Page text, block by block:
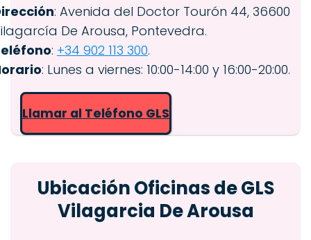
: Avenida del Doctor Tourón 44, 36600
De Arousa, Pontevedra.
: +34 902 113 300.
: Lunes a viernes: 10:00-14:00 y 16:00-20:00.
Llamar al Teléfono GLS
Ubicación Oficinas de GLS
Vilagarcia De Arousa